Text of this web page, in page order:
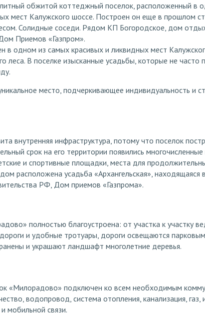
обжитой коттеджный поселок, расположенный в
мест Калужского шоссе. Построен он еще в прошлом
Солидные соседи. Рядом КП Богородское, дом
Приемов «Газпром».
в одном из самых красивых и ликвидных мест
леса. В поселке изысканные усадьбы, которые не часто
место, подчеркивающее индивидуальность и
внутренняя инфраструктура, потому что поселок
срок на его территории появились многочисленные
и спортивные площадки, места для
расположена усадьба «Архангельская», находящаяся
РФ, Дом приемов «Газпрома».
полностью благоустроена: от участка к участку
и удобные тротуары, дороги освещаются
и украшают ландшафт многолетние деревья.
«Милорадово» подключен ко всем необходимым
водопровод, система отопления, канализация, газ,
мобильной связи.